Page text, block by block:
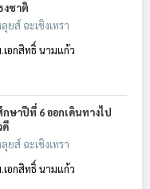
งชาติ
ยส์ ฉะเชิงเทรา
เอกสิทธิ์ นามแก้ว
ษาปีที่ 6 ออกเดินทางไป
ยส์ ฉะเชิงเทรา
เอกสิทธิ์ นามแก้ว